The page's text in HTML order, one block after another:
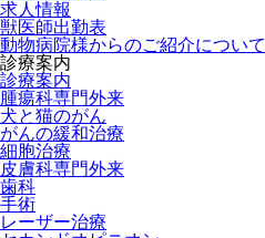
求人情報
獣医師出勤表
動物病院様からのご紹介について
診療案内
診療案内
腫瘍科専門外来
犬と猫のがん
がんの緩和治療
細胞治療
皮膚科専門外来
歯科
手術
レーザー治療